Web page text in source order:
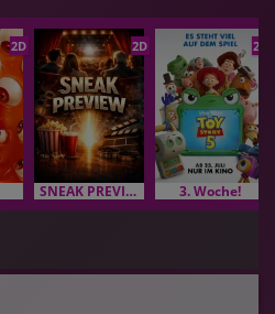
2D 2D
SNEAK PREVIEW
2D
3. Woche!